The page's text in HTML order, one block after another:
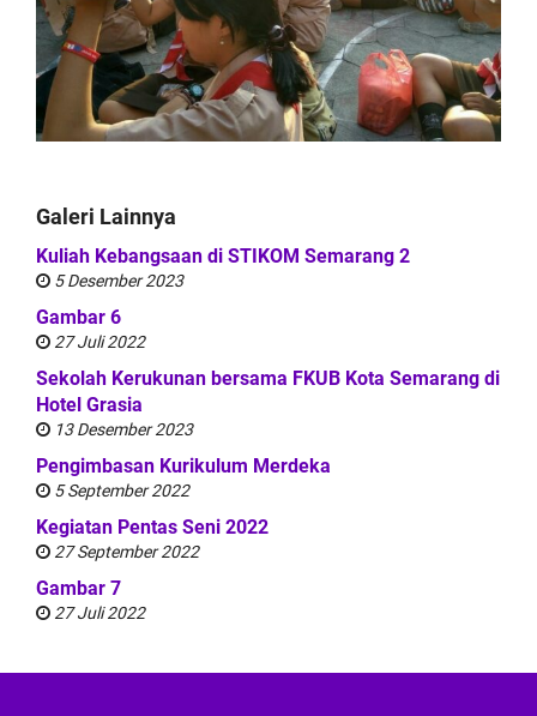
Galeri Lainnya
Kuliah Kebangsaan di STIKOM Semarang 2
5 Desember 2023
Gambar 6
27 Juli 2022
Sekolah Kerukunan bersama FKUB Kota Semarang di
Hotel Grasia
13 Desember 2023
Pengimbasan Kurikulum Merdeka
5 September 2022
Kegiatan Pentas Seni 2022
27 September 2022
Gambar 7
27 Juli 2022